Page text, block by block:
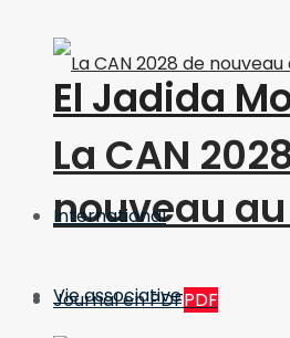
La CAN
nouveau
Journal en PDFPDF
El Jadida
International
Vie associative